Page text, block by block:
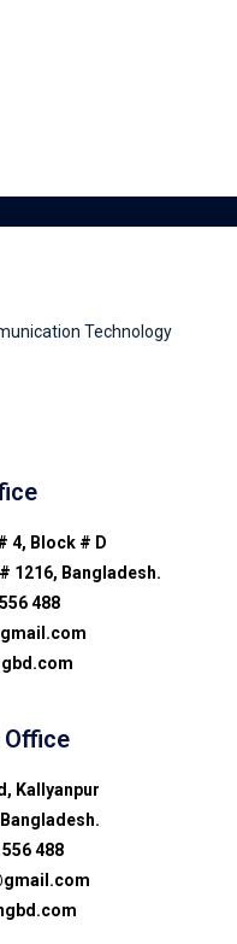
Technology
4, Block # D
1216, Bangladesh.
488
Kallyanpur
488